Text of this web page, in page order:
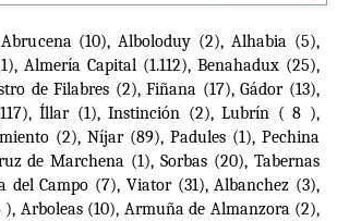
(10), Alboloduy (2), Alhabia (5),
Almería Capital (1.112), Benahadux (25),
de Filabres (2), Fiñana (17), Gádor (13),
Íllar (1), Instinción (2), Lubrín ( 8 ),
(2), Níjar (89), Padules (1), Pechina
de Marchena (1), Sorbas (20), Tabernas
Campo (7), Viator (31), Albanchez (3),
Arboleas (10), Armuña de Almanzora (2),